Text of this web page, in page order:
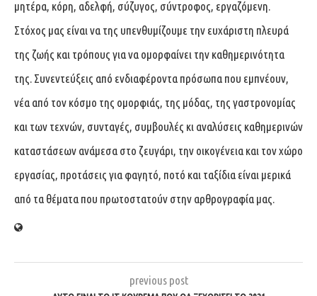
μητέρα, κόρη, αδελφή, σύζυγος, σύντροφος, εργαζόμενη.
Στόχος μας είναι να της υπενθυμίζουμε την ευχάριστη πλευρά
της ζωής και τρόπους για να ομορφαίνει την καθημερινότητα
της. Συνεντεύξεις από ενδιαφέροντα πρόσωπα που εμπνέουν,
νέα από τον κόσμο της ομορφιάς, της μόδας, της γαστρονομίας
και των τεχνών, συνταγές, συμβουλές κι αναλύσεις καθημερινών
καταστάσεων ανάμεσα στο ζευγάρι, την οικογένεια και τον χώρο
εργασίας, προτάσεις για φαγητό, ποτό και ταξίδια είναι μερικά
από τα θέματα που πρωτοστατούν στην αρθρογραφία μας.
previous post